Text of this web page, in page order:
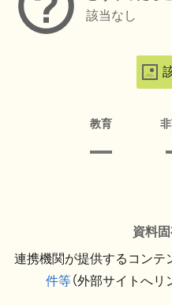
該当なし
教育
資料
連携機関が提供するコンテ
件等（外部サイトへリ